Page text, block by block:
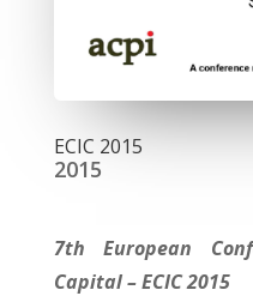
ECIC 2015
2015
7th European
Capital – ECIC 2015